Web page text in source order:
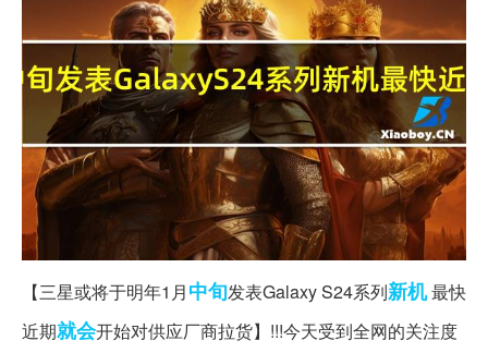
【三星或将于明年1月中旬发表Galaxy S24系列新机最快
近期就会开始对供应厂商拉货】!!!今天受到全网的关注度